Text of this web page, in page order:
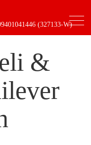
(327133-W)
&